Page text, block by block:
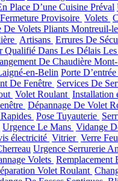
Place D’une Cuisine Préval
Fermeture Provisoire Volets
De Volets Pliants Montreuil-
Artisans Errures De
Qualifié Dans Les Délais
De Chaudière
en-Belin Porte
De Fenêtre Services De
Volet Roulant Installation
Dépannage De Volet
Pose Tuyauterie
Urgence Le Mans Vidange
électricité Vitrier Verre
Urgence Serrurerie
Volets Remplacement
Volet Roulant